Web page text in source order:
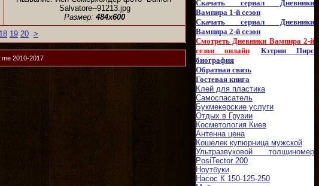
Salvatore--91213.jpg
Размер: 484x600
18 19 20 >
2010-2017
Скачать сериал Дневники
Вампира 1-й сезон
Скачать сериал Дневники
Вампира 2-й сезон
Смотреть Дневники Вампира 2-й
сезон онлайн
Кэтрин Пирс
биография
Обратная связь
Гостевая книга
Клей для пластика
Самоспасатель
Букмекерские услуги
Отдых в Грузии
Косметология Киев
Антенна цена
Кошелек купюрница мужской
Ультразвуковой толщиномер
PosiTector 200
Ноутбуки
Насос К 150-125-250